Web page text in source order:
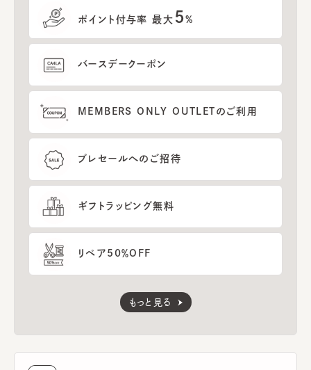
ポイント付与率 最大 5%
バースデークーポン
MEMBERS ONLY OUTLETのご利用
プレセールへのご招待
ギフトラッピング無料
リペア50％OFF
もっと見る